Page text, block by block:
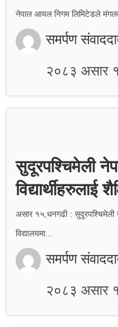
नेपाल आयल निगम लिमिटेडले
समर्पण
२०८३ असार
सुदूरपश्चिमेली
विद्यार्थीहरुलाई
असार १५,धनगढी : सुदूरपश्चिमेली
विद्यालयमा...
समर्पण
२०८३ असार